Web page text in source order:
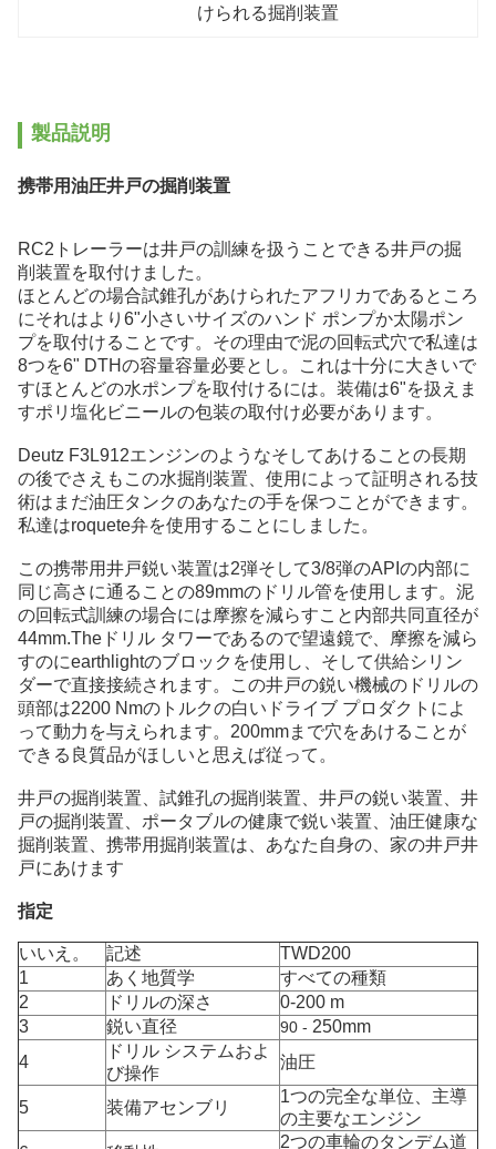
けられる掘削装置
製品説明
携帯用油圧井戸の掘削装置
RC2トレーラーは井戸の訓練を扱うことできる井戸の掘
削装置を取付けました。
ほとんどの場合試錐孔があけられたアフリカであるところ
にそれはより6"小さいサイズのハンド ポンプか太陽ポン
プを取付けることです。その理由で泥の回転式穴で私達は
8つを6" DTHの容量容量必要とし。これは十分に大きいで
すほとんどの水ポンプを取付けるには。装備は6"を扱えま
すポリ塩化ビニールの包装の取付け必要があります。
Deutz F3L912エンジンのようなそしてあけることの長期
の後でさえもこの水掘削装置、使用によって証明される技
術はまだ油圧タンクのあなたの手を保つことができます。
私達はroquete弁を使用することにしました。
この携帯用井戸鋭い装置は2弾そして3/8弾のAPIの内部に
同じ高さに通ることの89mmのドリル管を使用します。泥
の回転式訓練の場合には摩擦を減らすこと内部共同直径が
44mm.Theドリル タワーであるので望遠鏡で、摩擦を減ら
すのにearthlightのブロックを使用し、そして供給シリン
ダーで直接接続されます。この井戸の鋭い機械のドリルの
頭部は2200 Nmのトルクの白いドライブ プロダクトによ
って動力を与えられます。200mmまで穴をあけることが
できる良質品がほしいと思えば従って。
井戸の掘削装置、試錐孔の掘削装置、井戸の鋭い装置、井
戸の掘削装置、ポータブルの健康で鋭い装置、油圧健康な
掘削装置、携帯用掘削装置は、あなた自身の、家の井戸井
戸にあけます
指定
いいえ。 記述
TWD200
1
あく地質学
すべての種類
2
ドリルの深さ
0-200 m
3
鋭い直径 90 - 250mm
4
ドリル システムおよ
び操作
油圧
5 装備アセンブリ
1つの完全な単位、主導
の主要なエンジン
2つの車輪のタンデム道